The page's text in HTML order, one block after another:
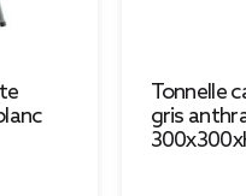
Tonnelle
gris